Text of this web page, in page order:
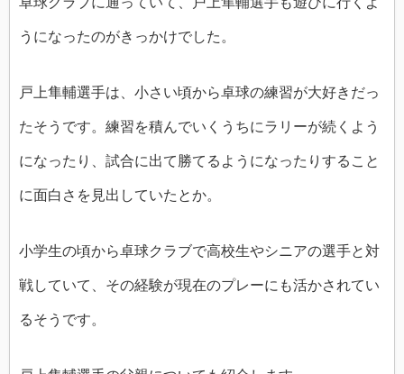
うになったのがきっかけでした。
戸上隼輔選手は、小さい頃から卓球の練習が大好きだっ
たそうです。練習を積んでいくうちにラリーが続くよう
になったり、試合に出て勝てるようになったりすること
に面白さを見出していたとか。
小学生の頃から卓球クラブで高校生やシニアの選手と対
戦していて、その経験が現在のプレーにも活かされてい
るそうです。